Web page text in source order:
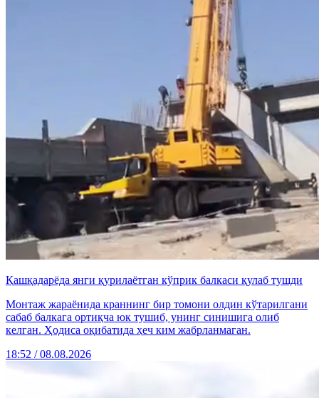
Қашқадарёда янги қурилаётган кўприк балкаси қулаб тушди
Монтаж жараёнида краннинг бир томони олдин кўтарилгани
сабаб балкага ортиқча юк тушиб, унинг синишига олиб
келган. Ҳодиса оқибатида ҳеч ким жабрланмаган.
18:52 / 08.08.2026